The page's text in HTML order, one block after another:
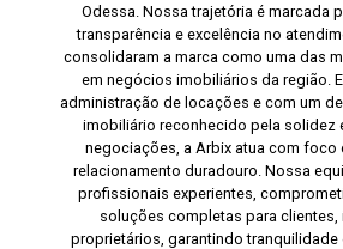
Odessa. Nossa trajetória é marcada
transparência e excelência no
consolidaram a marca como uma das
em negócios imobiliários da região.
administração de locações e com um
imobiliário reconhecido pela solidez
negociações, a Arbix atua com foco
relacionamento duradouro. Nossa
profissionais experientes,
soluções completas para clientes,
proprietários, garantindo tranquilidade